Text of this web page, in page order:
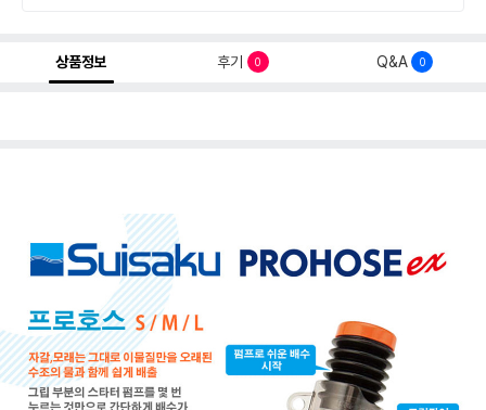
상품정보 후기 0 Q&A 0